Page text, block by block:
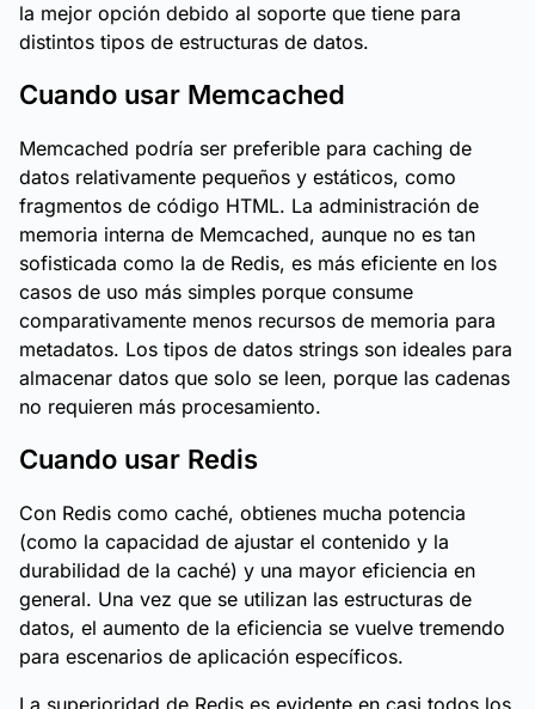
la mejor opción debido al soporte que tiene para
distintos tipos de estructuras de datos.
Cuando usar Memcached
Memcached podría ser preferible para caching de
datos relativamente pequeños y estáticos, como
fragmentos de código HTML. La administración de
memoria interna de Memcached, aunque no es tan
sofisticada como la de Redis, es más eficiente en los
casos de uso más simples porque consume
comparativamente menos recursos de memoria para
metadatos. Los tipos de datos strings son ideales para
almacenar datos que solo se leen, porque las cadenas
no requieren más procesamiento.
Cuando usar Redis
Con Redis como caché, obtienes mucha potencia
(como la capacidad de ajustar el contenido y la
durabilidad de la caché) y una mayor eficiencia en
general. Una vez que se utilizan las estructuras de
datos, el aumento de la eficiencia se vuelve tremendo
para escenarios de aplicación específicos.
La superioridad de Redis es evidente en casi todos los